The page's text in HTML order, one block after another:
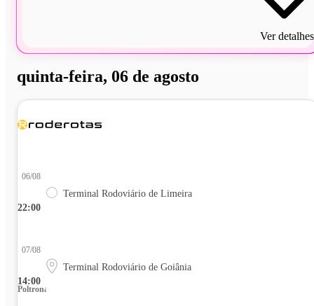
Ver detalhes
quinta-feira, 06 de agosto
22:00
06/08
Terminal Rodoviário de Limeira
14:00
07/08
Terminal Rodoviário de Goiânia
Poltrona